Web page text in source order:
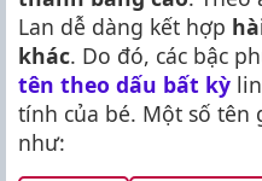
Lan dễ dàng kết hợp
khác. Do đó, các bậc
tên theo dấu bất kỳ
tính của bé. Một số tên
như: